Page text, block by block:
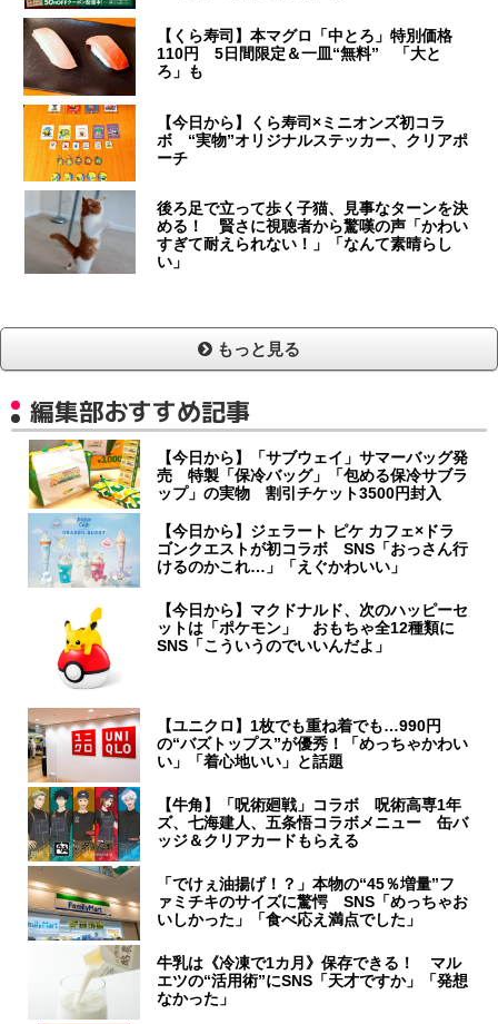
【くら寿司】本マグロ「中とろ」特別価格
110円 5日間限定＆一皿“無料” 「大と
ろ」も
【今日から】くら寿司×ミニオンズ初コラ
ボ “実物”オリジナルステッカー、クリアポ
ーチ
後ろ足で立って歩く子猫、見事なターンを決
める！ 賢さに視聴者から驚嘆の声「かわい
すぎて耐えられない！」「なんて素晴らし
い」
もっと見る
編集部おすすめ記事
【今日から】「サブウェイ」サマーバッグ発
売 特製「保冷バッグ」「包める保冷サブラ
ップ」の実物 割引チケット3500円封入
【今日から】ジェラート ピケ カフェ×ドラ
ゴンクエストが初コラボ SNS「おっさん行
けるのかこれ…」「えぐかわいい」
【今日から】マクドナルド、次のハッピーセ
ットは「ポケモン」 おもちゃ全12種類に
SNS「こういうのでいいんだよ」
【ユニクロ】1枚でも重ね着でも…990円
の“バズトップス”が優秀！「めっちゃかわい
い」「着心地いい」と話題
【牛角】「呪術廻戦」コラボ 呪術高専1年
ズ、七海建人、五条悟コラボメニュー 缶バ
ッジ＆クリアカードもらえる
「でけぇ油揚げ！？」本物の“45％増量”フ
ァミチキのサイズに驚愕 SNS「めっちゃお
いしかった」「食べ応え満点でした」
牛乳は《冷凍で1カ月》保存できる！ マル
エツの“活用術”にSNS「天才ですか」「発想
なかった」